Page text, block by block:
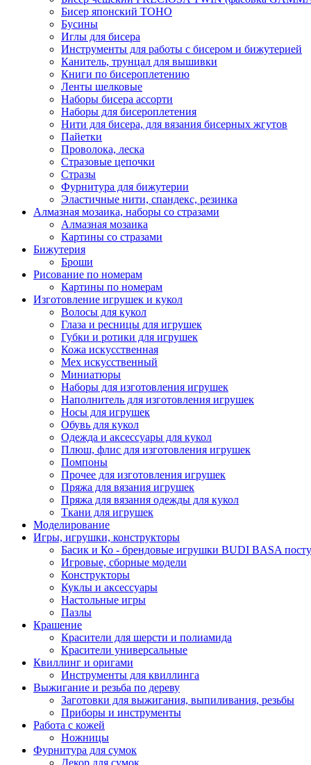
Бисер японский TOHO
Бусины
Иглы для бисера
Инструменты для работы с бисером и бижутерией
Канитель, трунцал для вышивки
Книги по бисероплетению
Ленты шелковые
Наборы бисера ассорти
Наборы для бисероплетения
Нити для бисера, для вязания бисерных жгутов
Пайетки
Проволока, леска
Стразовые цепочки
Стразы
Фурнитура для бижутерии
Эластичные нити, спандекс, резинка
Алмазная мозаика, наборы со стразами
Алмазная мозаика
Картины co стразами
Бижутерия
Броши
Рисование по номерам
Картины по номерам
Изготовление игрушек и кукол
Волосы для кукол
Глаза и ресницы для игрушек
Губки и ротики для игрушек
Кожа искусственная
Мех искусственный
Миниатюры
Наборы для изготовления игрушек
Наполнитель для изготовления игрушек
Носы для игрушек
Обувь для кукол
Одежда и аксессуары для кукол
Плюш, флис для изготовления игрушек
Помпоны
Прочее для изготовления игрушек
Пряжа для вязания игрушек
Пряжа для вязания одежды для кукол
Ткани для игрушек
Моделирование
Игры, игрушки, конструкторы
Басик и Ко - брендовые игрушки BUDI BASA
Игровые, сборные модели
Конструкторы
Куклы и аксессуары
Настольные игры
Пазлы
Крашение
Красители для шерсти и полиамида
Красители универсальные
Квиллинг и оригами
Инструменты для квиллинга
Выжигание и резьба по дереву
Заготовки для выжигания, выпиливания, резьбы
Приборы и инструменты
Работа с кожей
Ножницы
Фурнитура для сумок
Декор для сумок